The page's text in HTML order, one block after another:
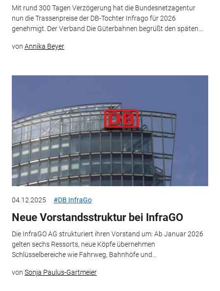
Mit rund 300 Tagen Verzögerung hat die Bundesnetzagentur
nun die Trassenpreise der DB-Tochter Infrago für 2026
genehmigt. Der Verband Die Güterbahnen begrüßt den späten...
von Annika Beyer
04.12.2025 #DB InfraGo
Neue Vorstandsstruktur bei InfraGO
Die InfraGO AG strukturiert ihren Vorstand um: Ab Januar 2026
gelten sechs Ressorts, neue Köpfe übernehmen
Schlüsselbereiche wie Fahrweg, Bahnhöfe und...
von Sonja Paulus-Gartmeier